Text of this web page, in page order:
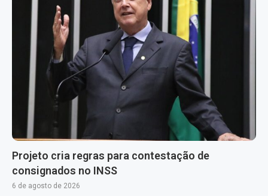
Projeto cria regras para contestação de
consignados no INSS
6 de agosto de 2026